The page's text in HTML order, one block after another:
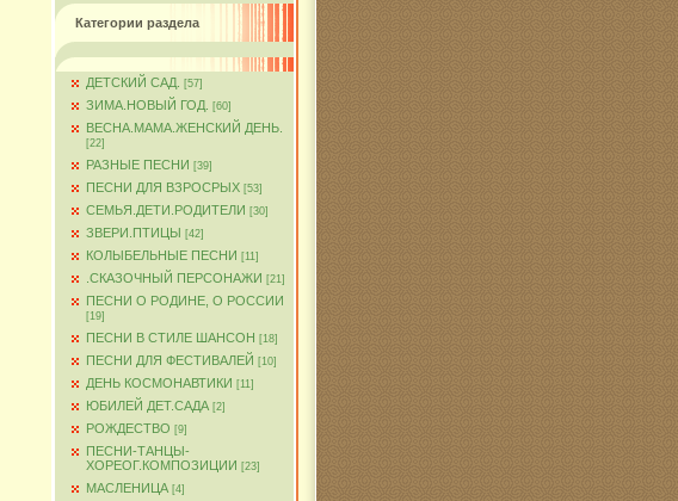
Категории раздела
ДЕТСКИЙ САД. [57]
ЗИМА.НОВЫЙ ГОД. [60]
ВЕСНА.МАМА.ЖЕНСКИЙ ДЕНЬ.
[22]
РАЗНЫЕ ПЕСНИ [39]
ПЕСНИ ДЛЯ ВЗРОСРЫХ [53]
СЕМЬЯ.ДЕТИ.РОДИТЕЛИ [30]
ЗВЕРИ.ПТИЦЫ [42]
КОЛЫБЕЛЬНЫЕ ПЕСНИ [11]
.СКАЗОЧНЫЙ ПЕРСОНАЖИ [21]
ПЕСНИ О РОДИНЕ, О РОССИИ
[19]
ПЕСНИ В СТИЛЕ ШАНСОН [18]
ПЕСНИ ДЛЯ ФЕСТИВАЛЕЙ [10]
ДЕНЬ КОСМОНАВТИКИ [11]
ЮБИЛЕЙ ДЕТ.САДА [2]
РОЖДЕСТВО [9]
ПЕСНИ-ТАНЦЫ-
ХОРЕОГ.КОМПОЗИЦИИ [23]
МАСЛЕНИЦА [4]